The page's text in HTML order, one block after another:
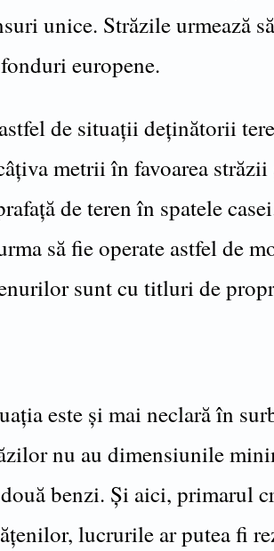
unice. Străzile urmează
europene.
de situații deținătorii
metrii în favoarea străzii
de teren în spatele
să fie operate astfel de
sunt cu titluri de
este și mai neclară în
nu au dimensiunile
benzi. Și aici, primarul
lucrurile ar putea fi